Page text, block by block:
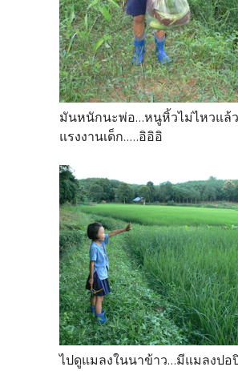
มันหนักนะพ่อ...หนูหิ้วไม่ไหวแล้
แรงงานเด็ก.....อิอิอิ
ไปดูแมลงในนาข้าว...มีแมลงปอ